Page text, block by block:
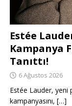
Estée
Kampanya
Tanıttı!
6 Ağustos 2026
Estée Lauder, yeni
kampanyasını, […]